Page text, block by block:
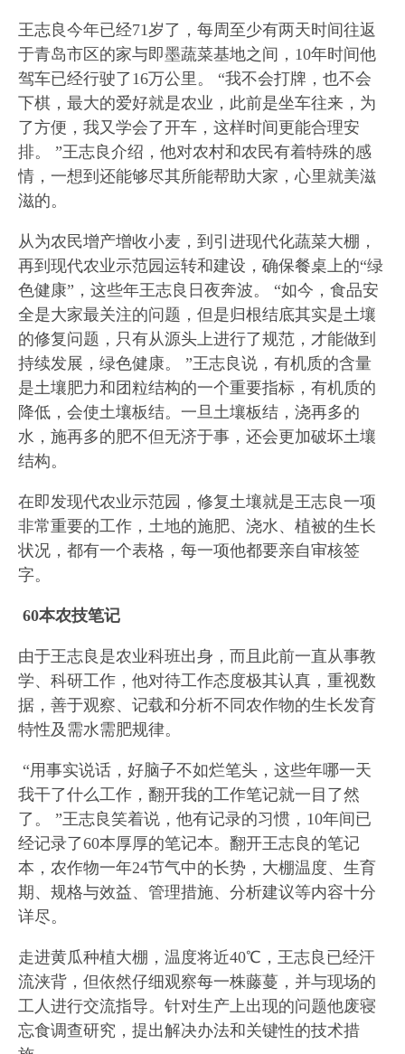
王志良今年已经71岁了，每周至少有两天时间往返
于青岛市区的家与即墨蔬菜基地之间，10年时间他
驾车已经行驶了16万公里。 “我不会打牌，也不会
下棋，最大的爱好就是农业，此前是坐车往来，为
了方便，我又学会了开车，这样时间更能合理安
排。 ”王志良介绍，他对农村和农民有着特殊的感
情，一想到还能够尽其所能帮助大家，心里就美滋
滋的。
从为农民增产增收小麦，到引进现代化蔬菜大棚，
再到现代农业示范园运转和建设，确保餐桌上的“绿
色健康”，这些年王志良日夜奔波。 “如今，食品安
全是大家最关注的问题，但是归根结底其实是土壤
的修复问题，只有从源头上进行了规范，才能做到
持续发展，绿色健康。 ”王志良说，有机质的含量
是土壤肥力和团粒结构的一个重要指标，有机质的
降低，会使土壤板结。一旦土壤板结，浇再多的
水，施再多的肥不但无济于事，还会更加破坏土壤
结构。
在即发现代农业示范园，修复土壤就是王志良一项
非常重要的工作，土地的施肥、浇水、植被的生长
状况，都有一个表格，每一项他都要亲自审核签
字。
60本农技笔记
由于王志良是农业科班出身，而且此前一直从事教
学、科研工作，他对待工作态度极其认真，重视数
据，善于观察、记载和分析不同农作物的生长发育
特性及需水需肥规律。
“用事实说话，好脑子不如烂笔头，这些年哪一天
我干了什么工作，翻开我的工作笔记就一目了然
了。 ”王志良笑着说，他有记录的习惯，10年间已
经记录了60本厚厚的笔记本。翻开王志良的笔记
本，农作物一年24节气中的长势，大棚温度、生育
期、规格与效益、管理措施、分析建议等内容十分
详尽。
走进黄瓜种植大棚，温度将近40℃，王志良已经汗
流浃背，但依然仔细观察每一株藤蔓，并与现场的
工人进行交流指导。针对生产上出现的问题他废寝
忘食调查研究，提出解决办法和关键性的技术措